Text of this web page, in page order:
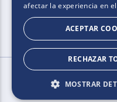
afectar la experiencia en
ACEPTAR
RECHAZAR
MOSTRAR